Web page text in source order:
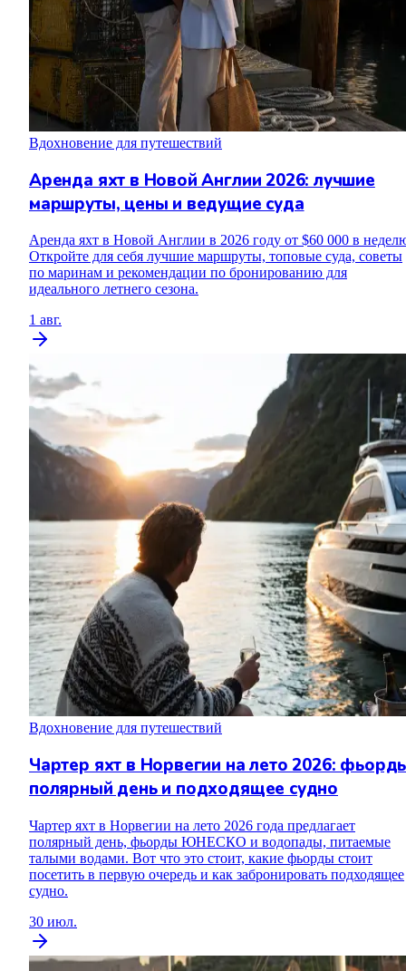
Вдохновение для путешествий
Аренда яхт в Новой Англии 2026: лучшие
маршруты, цены и ведущие суда
Аренда яхт в Новой Англии в 2026 году от $60 000 в
Откройте для себя лучшие маршруты, топовые суда, советы
по маринам и рекомендации по бронированию для
идеального летнего сезона.
1 авг.
Вдохновение для путешествий
Чартер яхт в Норвегии на лето 2026:
полярный день и подходящее судно
Чартер яхт в Норвегии на лето 2026 года предлагает
полярный день, фьорды ЮНЕСКО и водопады, питаемые
талыми водами. Вот что это стоит, какие фьорды стоит
посетить в первую очередь и как забронировать подходящее
судно.
30 июл.